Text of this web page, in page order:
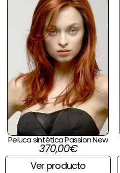
Peluca sintética Passion New
370,00€
Ver producto